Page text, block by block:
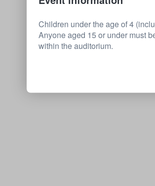
Children under the age of 4
Anyone aged 15 or under must
within the auditorium.